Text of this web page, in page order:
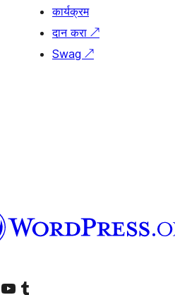
कार्यक्रम
दान करा ↗
Swag ↗
आमच्या यूट्यूब चॅनेलला भेट द्या आमच्या टंबलर खात्याला भेट द्या.